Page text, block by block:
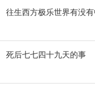
往生西方极乐世界有没有
死后七七四十九天的事